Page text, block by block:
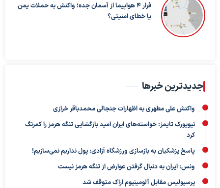
فرار ۴ هواپیما از آسمان جده؛ واکنش به حملات یمن
یا خطای امنیتی؟
جدیدترین خبرها
واکنش علی مطهری به اظهارات جنجالی محمدباقر خرازی
نیویورک تایمز: خواسته‌های ایران امید بازگشایی تنگه هرمز را کمرنگ
کرد
پاسخ پزشکیان به بازسازی ورزشگاه آزادی: پول نداریم نمی‌سازیم!
ونس: ایران به دنبال گرفتن عوارض از تنگه هرمز نیست
پرسپولیس مقابل آلومینیوم اراک متوقف شد